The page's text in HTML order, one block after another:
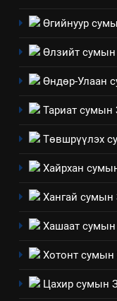
6
7
Өгийнуур
Өлзийт сумын
Өндөр-Улаан
Тариат сумын
Төвшрүүлэх
Хайрхан
Хангай сумын
Хашаат сумын
Хотонт сумын
Цахир сумын